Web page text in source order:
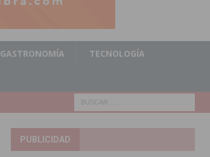
GASTRONOMÍA TECNOLOGÍA
PUBLICIDAD